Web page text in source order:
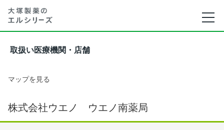
取扱い医療機関・店舗
マップを見る
株式会社ウエノ ウエノ南薬局